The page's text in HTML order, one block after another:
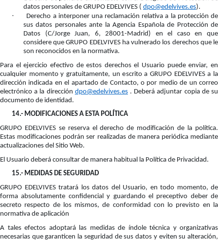
datos personales de GRUPO EDELVIVES ( dpo@edelvives.es).
·
Derecho a interponer una reclamación relativa a la protección de
sus datos personales ante la Agencia Española de Protección de
Datos (C/Jorge Juan, 6, 28001-Madrid) en el caso en que
considere que GRUPO EDELVIVES ha vulnerado los derechos que le
son reconocidos en la normativa.
Para el ejercicio efectivo de estos derechos el Usuario puede enviar, en
cualquier momento y gratuitamente, un escrito a GRUPO EDELVIVES a la
dirección indicada en el apartado de Contacto, o por medio de un correo
electrónico a la dirección dpo@edelvives.es . Deberá adjuntar copia de su
documento de identidad.
14.- MODIFICACIONES A ESTA POLÍTICA
GRUPO EDELVIVES se reserva el derecho de modificación de la política.
Estas modificaciones podrán ser realizadas de manera periódica mediante
actualizaciones del Sitio Web.
El Usuario deberá consultar de manera habitual la Política de Privacidad.
15.- MEDIDAS DE SEGURIDAD
GRUPO EDELVIVES tratará los datos del Usuario, en todo momento, de
forma absolutamente confidencial y guardando el preceptivo deber de
secreto respecto de los mismos, de conformidad con lo previsto en la
normativa de aplicación
A tales efectos adoptará las medidas de índole técnica y organizativas
necesarias que garanticen la seguridad de sus datos y eviten su alteración,